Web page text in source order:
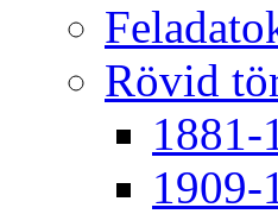
Rö­vid
1881-
1909-